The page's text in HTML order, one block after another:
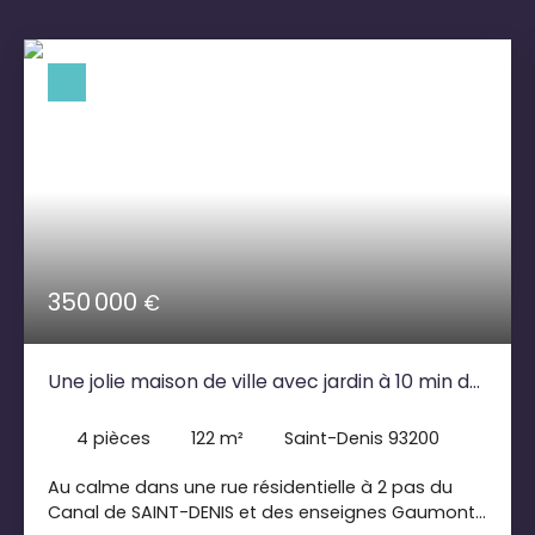
350 000€
Une jolie maison de ville avec jardin à 10 min du
4 pièces 122 m² Saint-Denis 93200
Au calme dans une rue résidentielle à 2 pas du
Canal de SAINT-DENIS et des enseignes Gaumont,